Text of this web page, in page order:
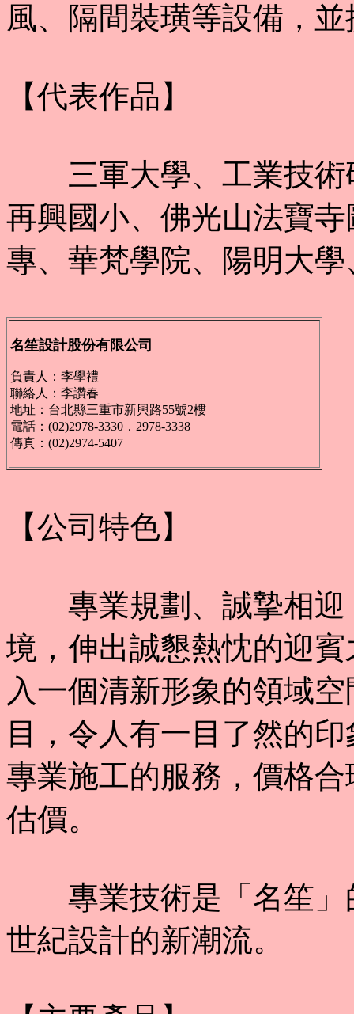
風、隔間裝璜等設備，
【代表作品】
三軍大學、工業技術
再興國小、佛光山法寶
專、華梵學院、陽明大
名笙設計股份有限公司
負責人：李學禮
聯絡人：李讚春
地址：台北縣三重市新興路55號2樓
電話：(02)2978-3330．2978-3338
傳真：(02)2974-5407
【公司特色】
專業規劃、誠摯相迎
境，伸出誠懇熱忱的迎
入一個清新形象的領域
目，令人有一目了然的
專業施工的服務，價格
估價。
專業技術是「名笙」
世紀設計的新潮流。